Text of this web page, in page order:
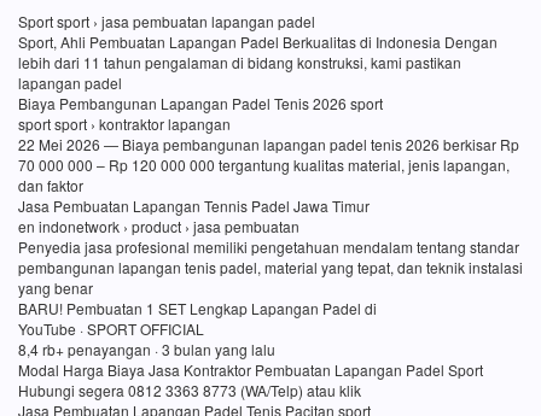
Sport sport › jasa pembuatan lapangan padel
Sport, Ahli Pembuatan Lapangan Padel Berkualitas di Indonesia Dengan
lebih dari 11 tahun pengalaman di bidang konstruksi, kami pastikan
lapangan padel
Biaya Pembangunan Lapangan Padel Tenis 2026 sport
sport sport › kontraktor lapangan
22 Mei 2026 — Biaya pembangunan lapangan padel tenis 2026 berkisar Rp
70 000 000 – Rp 120 000 000 tergantung kualitas material, jenis lapangan,
dan faktor
Jasa Pembuatan Lapangan Tennis Padel Jawa Timur
en indonetwork › product › jasa pembuatan
Penyedia jasa profesional memiliki pengetahuan mendalam tentang standar
pembangunan lapangan tenis padel, material yang tepat, dan teknik instalasi
yang benar
BARU! Pembuatan 1 SET Lengkap Lapangan Padel di
YouTube · SPORT OFFICIAL
8,4 rb+ penayangan · 3 bulan yang lalu
Modal Harga Biaya Jasa Kontraktor Pembuatan Lapangan Padel Sport
Hubungi segera 0812 3363 8773 (WA/Telp) atau klik
Jasa Pembuatan Lapangan Padel Tenis Pacitan sport